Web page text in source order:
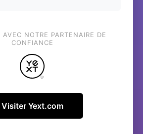
NOTRE PARTENAIRE DE
CONFIANCE
Visiter Yext.com